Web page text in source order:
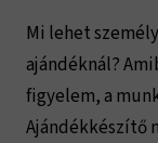
Mi lehet
ajándéknál?
figyelem, a
Ajándékkészítő